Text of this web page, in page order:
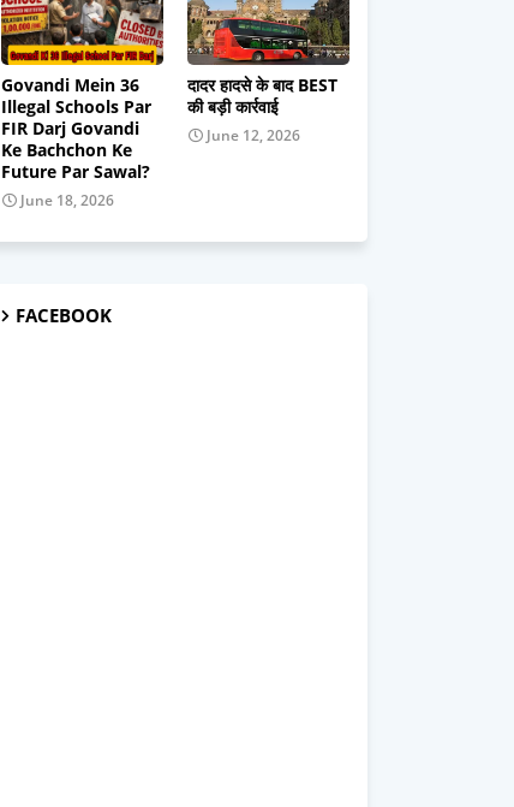
Govandi Mein 36
Illegal Schools Par
FIR Darj Govandi
Ke Bachchon Ke
Future Par Sawal?
June 18, 2026
दादर हादसे के बाद BEST
की बड़ी कार्रवाई
June 12, 2026
FACEBOOK